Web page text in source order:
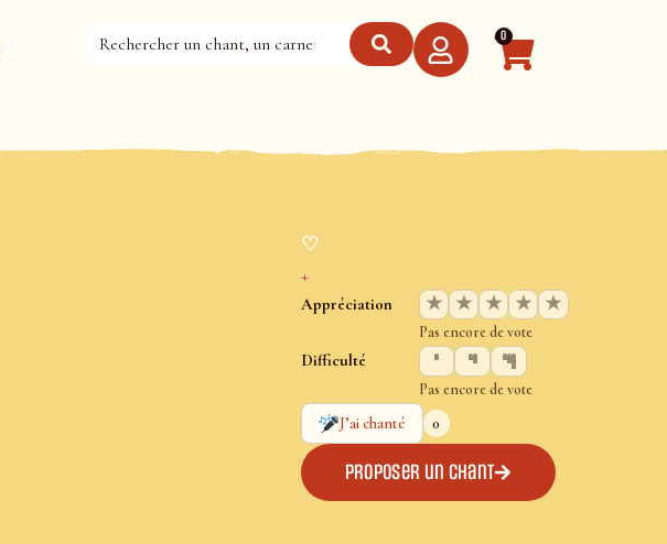
0
♡
+
Appréciation ★ ★ ★ ★ ★
Pas encore de vote
Difficulté
Pas encore de vote
J’ai chanté
0
Proposer un chant